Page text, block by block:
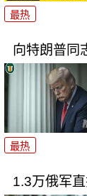
最热
向特朗普同
最热
1.3万俄军